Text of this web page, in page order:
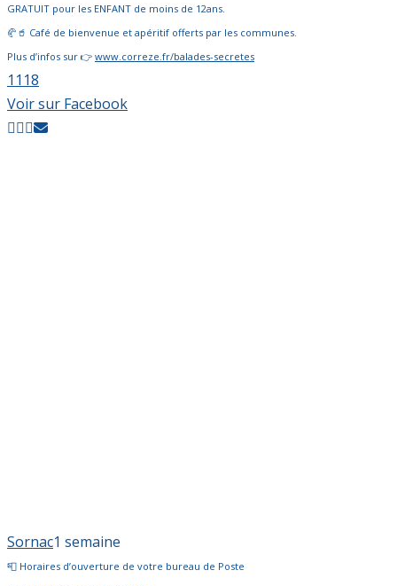
GRATUIT pour les ENFANT de moins de 12ans.
🥐🥤 Café de bienvenue et apéritif offerts par les communes.
Plus d’infos sur 👉 www.correze.fr/balades-secretes
11 18
Voir sur Facebook
Sornac1 semaine
📮 Horaires d’ouverture de votre bureau de Poste